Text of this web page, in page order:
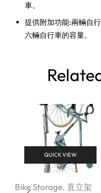
車。
提供附加功能:兩輛自
六輛自行車的容量。
QUICK VIEW
Bike Storage, 直立架